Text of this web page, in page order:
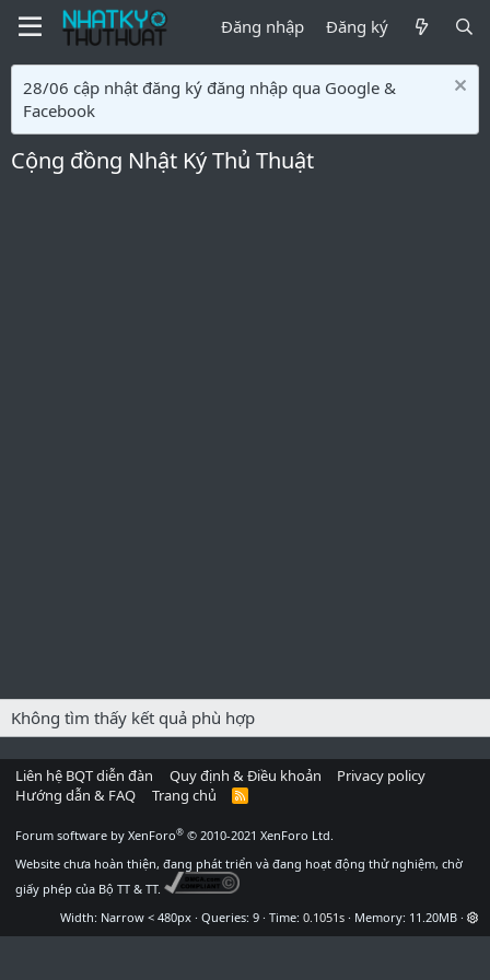
Đăng nhập Đăng ký
28/06 cập nhật đăng ký đăng nhập qua Google &
Facebook
Cộng đồng Nhật Ký Thủ Thuật
Không tìm thấy kết quả phù hợp
Liên hệ BQT diễn đàn Quy định & Điều khoản
Privacy policy
Hướng dẫn & FAQ
Trang chủ
R
Forum software by XenForo® © 2010-2021 XenForo Ltd.
Website chưa hoàn thiện, đang phát triển và đang hoạt động thử nghiệm, chờ
giấy phép của Bộ TT & TT.
Width
Queries 9 Time 0.1051s Memory 11.20MB